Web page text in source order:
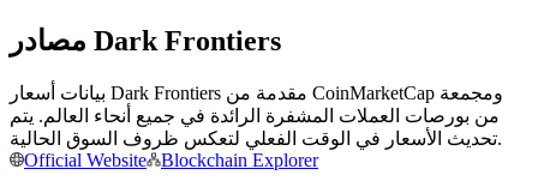
نسخ التداول
انضم إلى أفضل المتداولين
مصادر Dark Frontiers
بيانات أسعار Dark Frontiers مقدمة من CoinMarketCap ومجمعة
من بورصات العملات المشفرة الرائدة في جميع أنحاء العالم. يتم
تحديث الأسعار في الوقت الفعلي لتعكس ظروف السوق الحالية.
Official Website
Blockchain Explorer